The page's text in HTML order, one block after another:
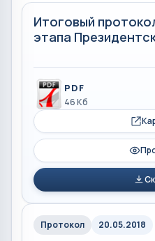
Итоговый
этапа
PDF
46 Кб
Протокол 20.05.2018